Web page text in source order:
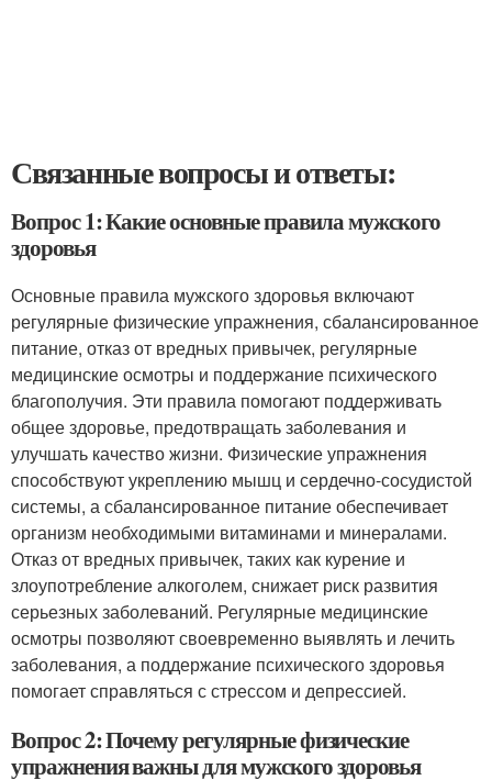
Связанные вопросы и ответы:
Вопрос 1: Какие основные правила мужского
здоровья
Основные правила мужского здоровья включают
регулярные физические упражнения, сбалансированное
питание, отказ от вредных привычек, регулярные
медицинские осмотры и поддержание психического
благополучия. Эти правила помогают поддерживать
общее здоровье, предотвращать заболевания и
улучшать качество жизни. Физические упражнения
способствуют укреплению мышц и сердечно-сосудистой
системы, а сбалансированное питание обеспечивает
организм необходимыми витаминами и минералами.
Отказ от вредных привычек, таких как курение и
злоупотребление алкоголем, снижает риск развития
серьезных заболеваний. Регулярные медицинские
осмотры позволяют своевременно выявлять и лечить
заболевания, а поддержание психического здоровья
помогает справляться с стрессом и депрессией.
Вопрос 2: Почему регулярные физические
упражнения важны для мужского здоровья